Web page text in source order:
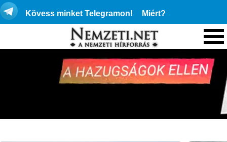
Kövess minket Telegramon! Miért?